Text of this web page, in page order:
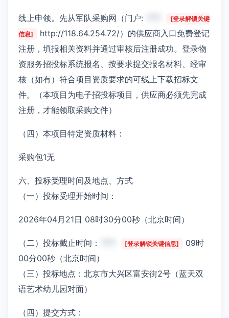
线上申领。先从军队采购网（门户:
[登录解锁关键
信息]
http://118.64.254.72/）的供应商入口免费登记
注册，填报相关资料并通过审核后注册成功。登录物
资服务招投标系统报名、按要求提交报名材料、经审
核（如有）符合项目资质要求的可线上下载招标文
件。（本项目为电子招投标项目，供应商必须先完成
注册，才能领取采购文件）
（四）本项目特定资质材料：
采购包1无
六、投标受理时间及地点、方式
（一）投标受理开始时间：
2026年04月21日 08时30分00秒（北京时间）
（二）投标截止时间： [登录解锁关键信息]
09时
00分00秒（北京时间）
（三）投标地点：北京市大兴区富安街2号（蓝天双
语艺术幼儿园对面）
（四）提交方式：